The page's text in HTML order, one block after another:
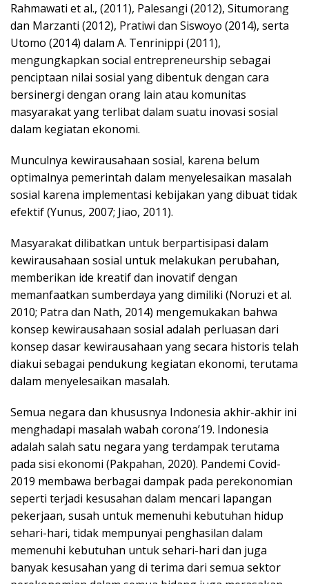
Rahmawati et al., (2011), Palesangi (2012), Situmorang
dan Marzanti (2012), Pratiwi dan Siswoyo (2014), serta
Utomo (2014) dalam A. Tenrinippi (2011),
mengungkapkan social entrepreneurship sebagai
penciptaan nilai sosial yang dibentuk dengan cara
bersinergi dengan orang lain atau komunitas
masyarakat yang terlibat dalam suatu inovasi sosial
dalam kegiatan ekonomi.
Munculnya kewirausahaan sosial, karena belum
optimalnya pemerintah dalam menyelesaikan masalah
sosial karena implementasi kebijakan yang dibuat tidak
efektif (Yunus, 2007; Jiao, 2011).
Masyarakat dilibatkan untuk berpartisipasi dalam
kewirausahaan sosial untuk melakukan perubahan,
memberikan ide kreatif dan inovatif dengan
memanfaatkan sumberdaya yang dimiliki (Noruzi et al.
2010; Patra dan Nath, 2014) mengemukakan bahwa
konsep kewirausahaan sosial adalah perluasan dari
konsep dasar kewirausahaan yang secara historis telah
diakui sebagai pendukung kegiatan ekonomi, terutama
dalam menyelesaikan masalah.
Semua negara dan khususnya Indonesia akhir-akhir ini
menghadapi masalah wabah corona’19. Indonesia
adalah salah satu negara yang terdampak terutama
pada sisi ekonomi (Pakpahan, 2020). Pandemi Covid-
2019 membawa berbagai dampak pada perekonomian
seperti terjadi kesusahan dalam mencari lapangan
pekerjaan, susah untuk memenuhi kebutuhan hidup
sehari-hari, tidak mempunyai penghasilan dalam
memenuhi kebutuhan untuk sehari-hari dan juga
banyak kesusahan yang di terima dari semua sektor